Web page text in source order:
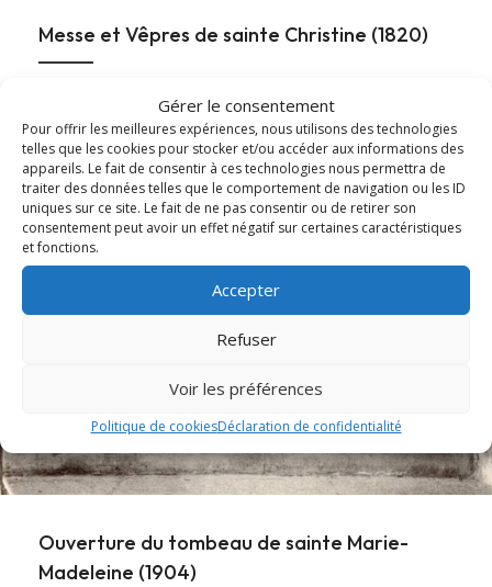
Gérer le consentement
Pour offrir les meilleures expériences, nous utilisons des technologies
telles que les cookies pour stocker et/ou accéder aux informations des
appareils. Le fait de consentir à ces technologies nous permettra de
traiter des données telles que le comportement de navigation ou les ID
uniques sur ce site. Le fait de ne pas consentir ou de retirer son
consentement peut avoir un effet négatif sur certaines caractéristiques
et fonctions.
Accepter
Refuser
Voir les préférences
Politique de cookiesDéclaration de confidentialité
Messe et Vêpres de sainte Christine (1820)
mettent en ligne l'office ancien de sainte...
Lire cet articleabout Messe et Vêpres de sainte Christine
Ouverture du tombeau de sainte Marie-
Madeleine (1904)